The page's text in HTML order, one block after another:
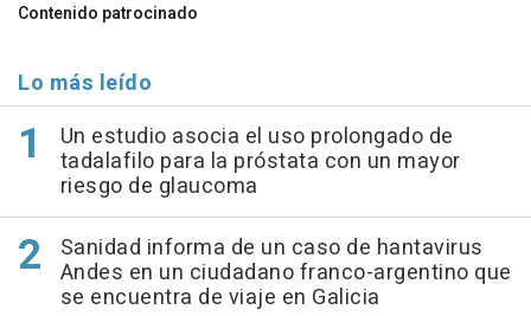
Contenido patrocinado
Lo más leído
Un estudio asocia el uso prolongado de
tadalafilo para la próstata con un mayor
riesgo de glaucoma
Sanidad informa de un caso de hantavirus
Andes en un ciudadano franco-argentino que
se encuentra de viaje en Galicia